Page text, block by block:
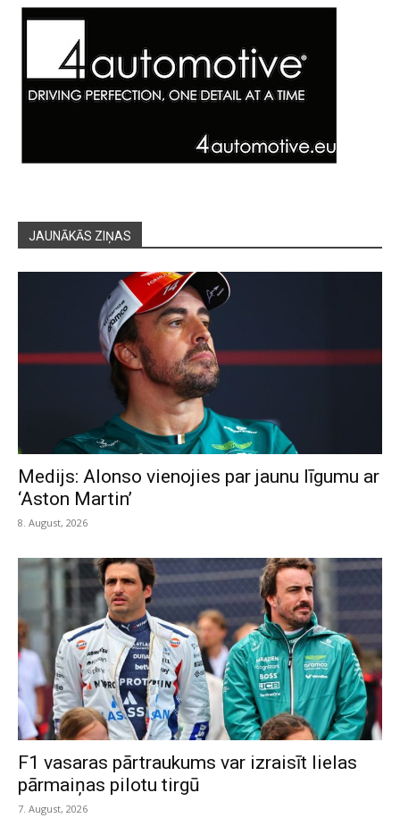
JAUNĀKĀS ZIŅAS
Medijs: Alonso vienojies par jaunu līgumu ar
‘Aston Martin’
8. August, 2026
F1 vasaras pārtraukums var izraisīt lielas
pārmaiņas pilotu tirgū
7. August, 2026